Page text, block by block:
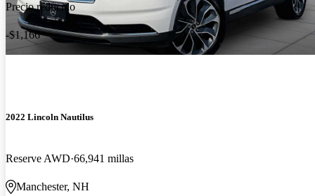
Precio reducido
-$1,166
2022 Lincoln Nautilus
Reserve AWD 66,941 millas
Manchester, NH